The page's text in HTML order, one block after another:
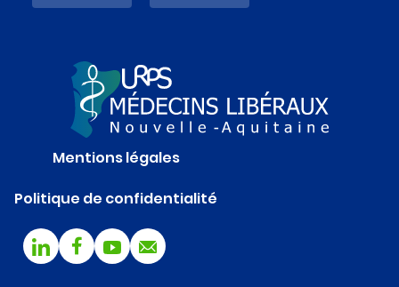
Mentions légales
Politique de confidentialité